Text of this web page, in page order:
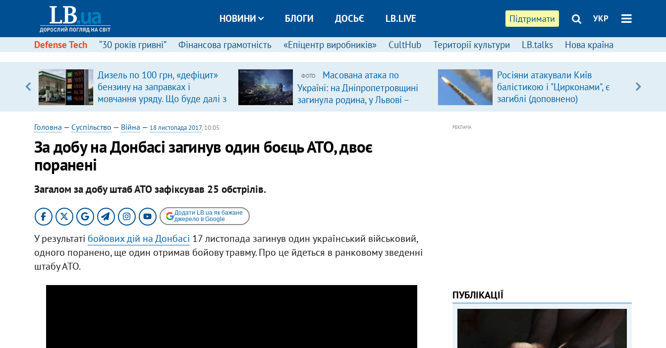
Підтримати УКР
НОВИНИ БЛОГИ ДОСЬЄ LB.LIVE
Defense Tech “30 років гривні” Фінансова грамотність «Епіцентр виробників» CultHub Території культури LB.talks Нова країна
Дизель по 100 грн, «дефіцит»
бензину на заправках і
мовчання уряду. Що буде далі з
цінами на пальне?
ФОТО
Масована атака по
Україні: на Дніпропетровщині
загинула родина, у Львові –
удар по багатоповерхівках
Росіяни атакували Київ
балістикою і "Цирконами", є
загиблі (доповнено)
Головна — Суспільство — Війна — 18 листопада 2017, 10:05
За добу на Донбасі загинув один боєць АТО, двоє
поранені
Загалом за добу штаб АТО зафіксував 25 обстрілів.
Додати LB.ua як бажане
джерело в Google
У результаті бойових дій на Донбасі 17 листопада загинув один український військовий,
одного поранено, ще один отримав бойову травму. Про це йдеться в ранковому зведенні
штабу АТО.
РЕКЛАМА
ПУБЛІКАЦІЇ